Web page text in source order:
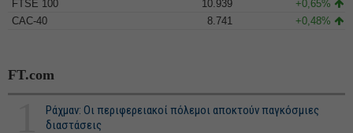
FTSE 100 10.939
+0,65%
CAC-40
8.741 +0,48%
FT.com
Ράχμαν: Οι περιφερειακοί πόλεμοι αποκτούν παγκόσμιες
διαστάσεις